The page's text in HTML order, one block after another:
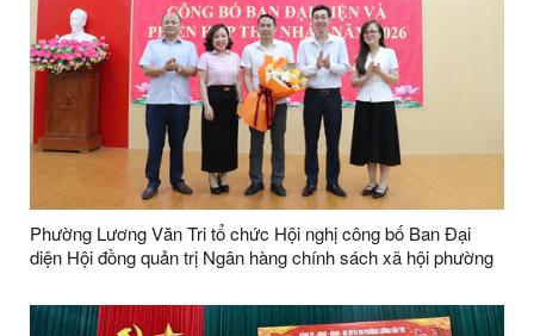
Phường Lương Văn Tri tổ chức Hội nghị công bố Ban Đại
diện Hội đồng quản trị Ngân hàng chính sách xã hội phường